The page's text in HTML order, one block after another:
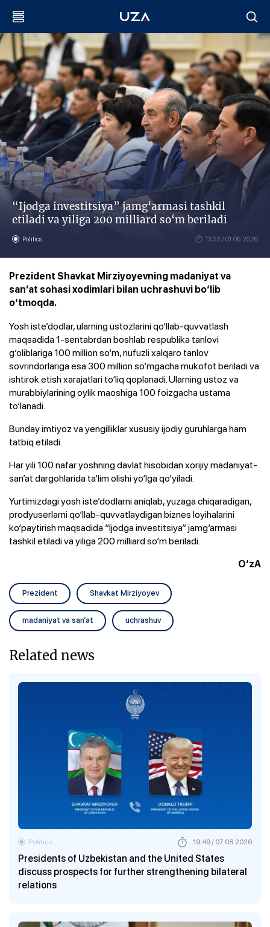
“Ijodga investitsiya” jamg‘armasi tashkil
etiladi va yiliga 200 milliard so‘m beriladi
Politics 13:33 / 01.06.2026
Prezident Shavkat Mirziyoyevning madaniyat va
san’at sohasi xodimlari bilan uchrashuvi bo‘lib
o‘tmoqda.
Yosh iste’dodlar, ularning ustozlarini qo‘llab-quvvatlash
maqsadida 1-sentabrdan boshlab respublika tanlovi
g‘oliblariga 100 million so‘m, nufuzli xalqaro tanlov
sovrindorlariga esa 300 million so‘mgacha mukofot beriladi va
ishtirok etish xarajatlari to‘liq qoplanadi. Ularning ustoz va
murabbiylarining oylik maoshiga 100 foizgacha ustama
to‘lanadi.
Bunday imtiyoz va yengilliklar xususiy ijodiy guruhlarga ham
tatbiq etiladi.
Har yili 100 nafar yoshning davlat hisobidan xorijiy madaniyat-
san’at dargohlarida ta’lim olishi yo‘lga qo‘yiladi.
Yurtimizdagi yosh iste’dodlarni aniqlab, yuzaga chiqaradigan,
prodyuserlarni qo‘llab-quvvatlaydigan biznes loyihalarini
ko‘paytirish maqsadida “Ijodga investitsiya” jamg‘armasi
tashkil etiladi va yiliga 200 milliard so‘m beriladi.
O‘zA
Prezident Shavkat Mirziyoyev
madaniyat va san’at uchrashuv
Related news
Presidents of Uzbekistan and the United States
discuss prospects for further strengthening bilateral
relations
Politics 19:49 / 07.08.2026